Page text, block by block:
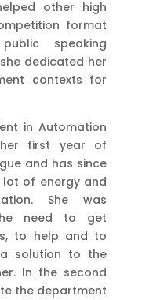
other high
format
speaking
dedicated her
contexts for
in Automation
her first year of
and has since
of energy and
She was
need to get
to help and to
solution to the
In the second
the department